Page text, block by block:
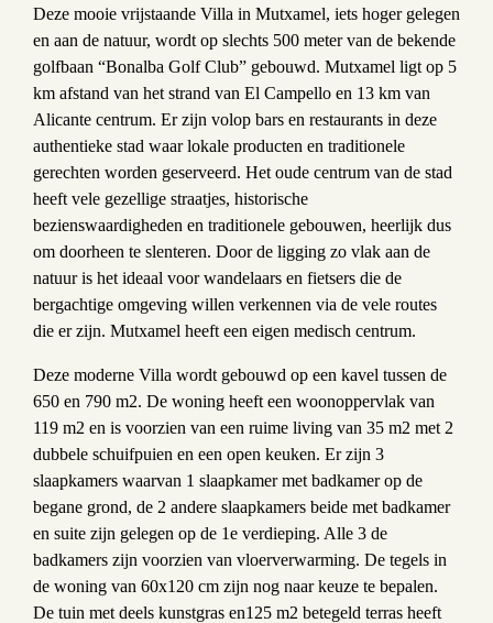
Deze mooie vrijstaande Villa in Mutxamel, iets hoger gelegen
en aan de natuur, wordt op slechts 500 meter van de bekende
golfbaan “Bonalba Golf Club” gebouwd. Mutxamel ligt op 5
km afstand van het strand van El Campello en 13 km van
Alicante centrum. Er zijn volop bars en restaurants in deze
authentieke stad waar lokale producten en traditionele
gerechten worden geserveerd. Het oude centrum van de stad
heeft vele gezellige straatjes, historische
bezienswaardigheden en traditionele gebouwen, heerlijk dus
om doorheen te slenteren. Door de ligging zo vlak aan de
natuur is het ideaal voor wandelaars en fietsers die de
bergachtige omgeving willen verkennen via de vele routes
die er zijn. Mutxamel heeft een eigen medisch centrum.
Deze moderne Villa wordt gebouwd op een kavel tussen de
650 en 790 m2. De woning heeft een woonoppervlak van
119 m2 en is voorzien van een ruime living van 35 m2 met 2
dubbele schuifpuien en een open keuken. Er zijn 3
slaapkamers waarvan 1 slaapkamer met badkamer op de
begane grond, de 2 andere slaapkamers beide met badkamer
en suite zijn gelegen op de 1e verdieping. Alle 3 de
badkamers zijn voorzien van vloerverwarming. De tegels in
de woning van 60x120 cm zijn nog naar keuze te bepalen.
De tuin met deels kunstgras en125 m2 betegeld terras heeft